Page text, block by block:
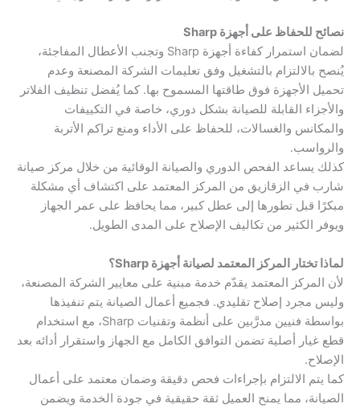
نصائح للحفاظ على أجهزة Sharp
لضمان استمرار كفاءة أجهزة Sharp وتجنب الأعطال المفاجئة،
يُنصح بالالتزام بالتشغيل وفق تعليمات الشركة المصنعة وعدم
تحميل الأجهزة فوق طاقتها المسموح بها. كما يُفضل تنظيف الفلاتر
والأجزاء القابلة للصيانة بشكل دوري، خاصة في التكييفات
والمكانس والغسالات، للحفاظ على الأداء ومنع تراكم الأتربة
والرواسب.
كذلك يساعد الفحص الدوري والصيانة الوقائية من خلال مركز صيانة
شارب في الزقازيق من المركز المعتمد على اكتشاف أي مشكلة
مبكرًا قبل تطورها إلى عطل كبير، مما يحافظ على عمر الجهاز
ويوفر الكثير من تكاليف الإصلاح على المدى الطويل.
لماذا تختار المركز المعتمد لصيانة أجهزة Sharp؟
لأن المركز المعتمد يقدّم خدمة مبنية على معايير الشركة المصنعة،
وليس مجرد إصلاح تقليدي. فجميع أعمال الصيانة يتم تنفيذها
بواسطة فنيين مدرَّبين على أنظمة وتقنيات Sharp، مع استخدام
قطع غيار أصلية تضمن التوافق الكامل مع الجهاز واستقرار أدائه بعد
الإصلاح.
كما يتم الالتزام بإجراءات فحص دقيقة وضمان معتمد على أعمال
الصيانة، مما يمنح العميل ثقة حقيقية في جودة الخدمة ويضمن